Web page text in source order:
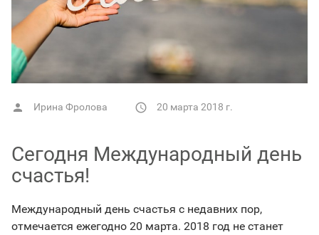
 Ирина Фролова  20 марта 2018 г.
Сегодня Международный день
счастья!
Международный день счастья с недавних пор,
отмечается ежегодно 20 марта. 2018 год не станет